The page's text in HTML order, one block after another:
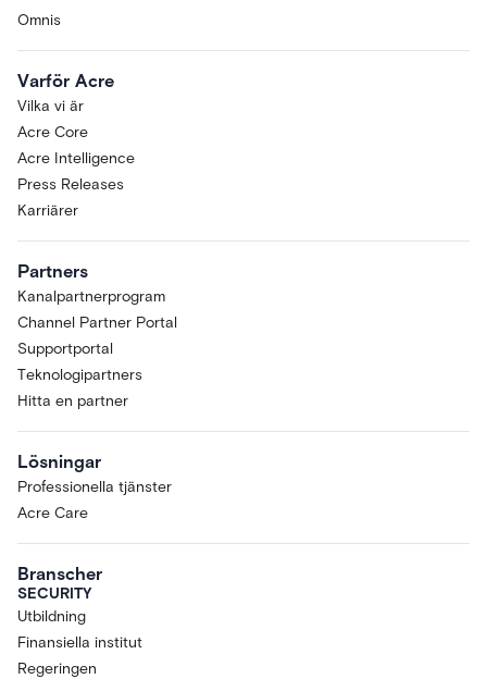
Omnis
Varför Acre
Vilka vi är
Acre Core
Acre Intelligence
Press Releases
Karriärer
Partners
Kanalpartnerprogram
Channel Partner Portal
Supportportal
Teknologipartners
Hitta en partner
Lösningar
Professionella tjänster
Acre Care
Branscher
SECURITY
Utbildning
Finansiella institut
Regeringen